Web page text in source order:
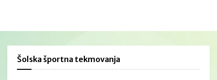
Šolska športna tekmovanja